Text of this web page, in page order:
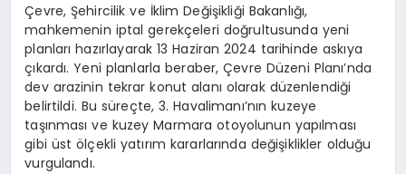
Çevre, Şehircilik ve İklim Değişikliği Bakanlığı,
mahkemenin iptal gerekçeleri doğrultusunda yeni
planları hazırlayarak 13 Haziran 2024 tarihinde askıya
çıkardı. Yeni planlarla beraber, Çevre Düzeni Planı’nda
dev arazinin tekrar konut alanı olarak düzenlendiği
belirtildi. Bu süreçte, 3. Havalimanı’nın kuzeye
taşınması ve kuzey Marmara otoyolunun yapılması
gibi üst ölçekli yatırım kararlarında değişiklikler olduğu
vurgulandı.